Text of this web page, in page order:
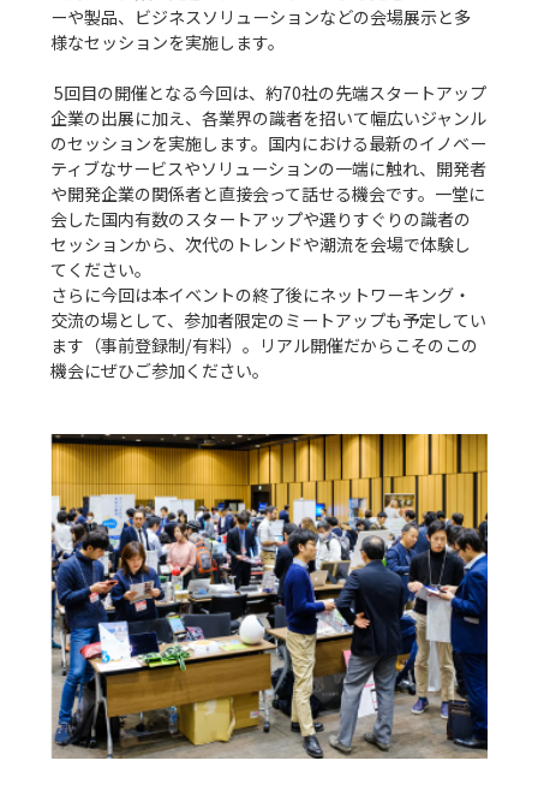
ーや製品、ビジネスソリューションなどの会場展示と多
様なセッションを実施します。
5回目の開催となる今回は、約70社の先端スタートアップ
企業の出展に加え、各業界の識者を招いて幅広いジャンル
のセッションを実施します。国内における最新のイノベー
ティブなサービスやソリューションの一端に触れ、開発者
や開発企業の関係者と直接会って話せる機会です。一堂に
会した国内有数のスタートアップや選りすぐりの識者の
セッションから、次代のトレンドや潮流を会場で体験し
てください。
さらに今回は本イベントの終了後にネットワーキング・
交流の場として、参加者限定のミートアップも予定してい
ます（事前登録制/有料）。リアル開催だからこそのこの
機会にぜひご参加ください。